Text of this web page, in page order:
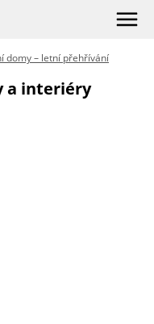
domy – letní přehřívání
a interiéry